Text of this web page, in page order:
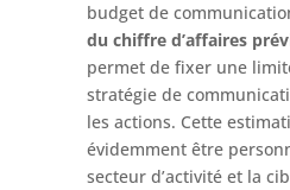
budget de
du chiffre d’affaires
permet de fixer une
stratégie de
les actions. Cette
évidemment être
secteur d’activité et la